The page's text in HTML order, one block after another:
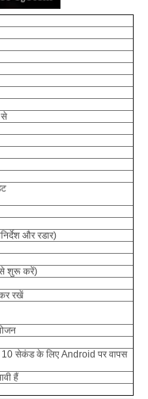
से
और रडार)
से शुरू करें)
रखें
10 सेकंड के लिए Android पर वापस
हैं